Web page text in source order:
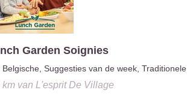
Garden Soignies
Belgische, Suggesties van de week, Traditionele
kmvan L'esprit De Village